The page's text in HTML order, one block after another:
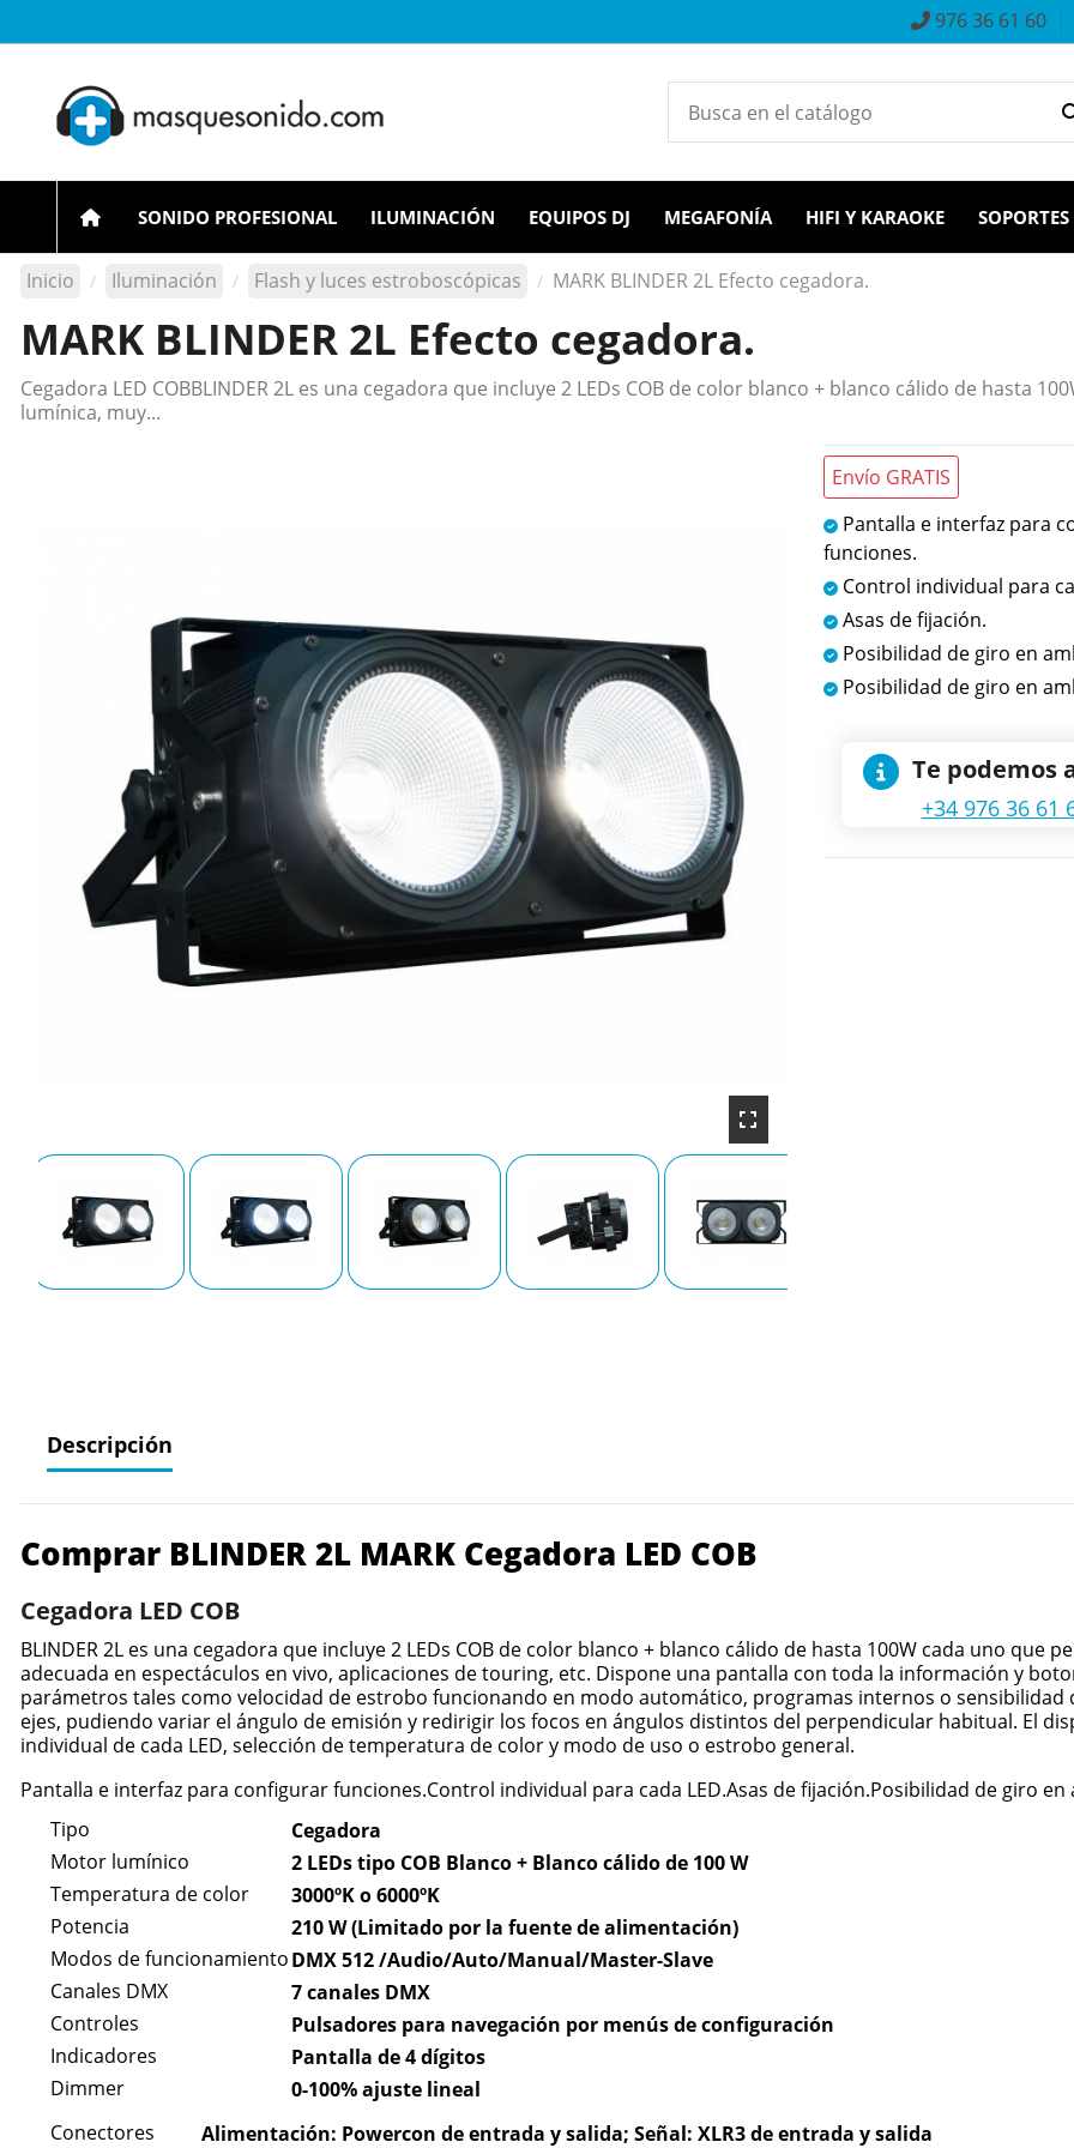
976 36 61 60
SONIDO PROFESIONAL ILUMINACIÓN EQUIPOS DJ MEGAFONÍA HIFI Y KARAOKE SOPORTES
Inicio Iluminación Flash y luces estroboscópicas MARK BLINDER 2L Efecto cegadora.
MARK BLINDER 2L Efecto cegadora.
Cegadora LED COBBLINDER 2L es una cegadora que incluye 2 LEDs COB de color blanco + blanco cálido de hasta
lumínica, muy...
Envío GRATIS
Pantalla e interfaz para
funciones.
Control individual para
Asas de fijación.
Posibilidad de giro en
Posibilidad de giro en
Te podemos
+34 976 36 61
Descripción
Comprar BLINDER 2L MARK Cegadora LED COB
Cegadora LED COB
BLINDER 2L es una cegadora que incluye 2 LEDs COB de color blanco + blanco cálido de hasta 100W cada uno
adecuada en espectáculos en vivo, aplicaciones de touring, etc. Dispone una pantalla con toda la información y
parámetros tales como velocidad de estrobo funcionando en modo automático, programas internos o
ejes, pudiendo variar el ángulo de emisión y redirigir los focos en ángulos distintos del perpendicular habitual. El
individual de cada LED, selección de temperatura de color y modo de uso o estrobo general.
Pantalla e interfaz para configurar funciones.Control individual para cada LED.Asas de fijación.Posibilidad de giro en
Tipo
Cegadora
Motor lumínico
2 LEDs tipo COB Blanco + Blanco cálido de 100 W
Temperatura de color
3000ºK o 6000ºK
Potencia
210 W (Limitado por la fuente de alimentación)
Modos de funcionamientoDMX 512 /Audio/Auto/Manual/Master-Slave
Canales DMX
7 canales DMX
Controles
Pulsadores para navegación por menús de configuración
Indicadores
Pantalla de 4 dígitos
Dimmer
0-100% ajuste lineal
Conectores
Alimentación: Powercon de entrada y salida; Señal: XLR3 de entrada y salida